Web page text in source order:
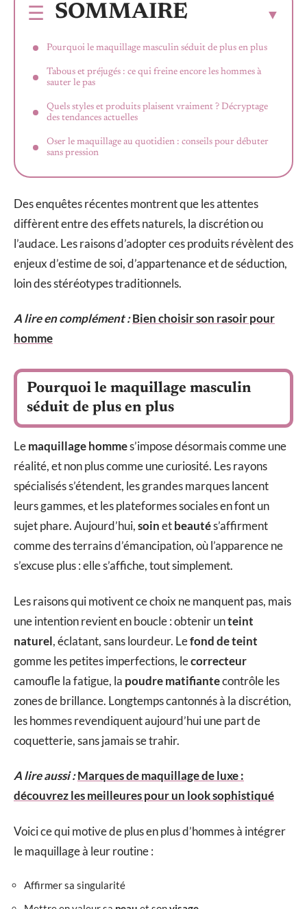
SOMMAIRE
Pourquoi le maquillage masculin séduit de plus en plus
Tabous et préjugés : ce qui freine encore les hommes à
sauter le pas
Quels styles et produits plaisent vraiment ? Décryptage
des tendances actuelles
Oser le maquillage au quotidien : conseils pour débuter
sans pression
Des enquêtes récentes montrent que les attentes
diffèrent entre des effets naturels, la discrétion ou
l’audace. Les raisons d’adopter ces produits révèlent des
enjeux d’estime de soi, d’appartenance et de séduction,
loin des stéréotypes traditionnels.
A lire en complément :Bien choisir son rasoir pour
homme
Pourquoi le maquillage masculin
séduit de plus en plus
Lemaquillage hommes’impose désormais comme une
réalité, et non plus comme une curiosité. Les rayons
spécialisés s’étendent, les grandes marques lancent
leurs gammes, et les plateformes sociales en font un
sujet phare. Aujourd’hui,soinetbeautés’affirment
comme des terrains d’émancipation, où l’apparence ne
s’excuse plus : elle s’affiche, tout simplement.
Les raisons qui motivent ce choix ne manquent pas, mais
une intention revient en boucle : obtenir unteint
naturel, éclatant, sans lourdeur. Lefond de teint
gomme les petites imperfections, lecorrecteur
camoufle la fatigue, la poudre matifiantecontrôle les
zones de brillance. Longtemps cantonnés à la discrétion,
les hommes revendiquent aujourd’hui une part de
coquetterie, sans jamais se trahir.
A lire aussi :Marques de maquillage de luxe :
découvrez les meilleures pour un look sophistiqué
Voici ce qui motive de plus en plus d’hommes à intégrer
le maquillage à leur routine :
Affirmer sa singularité